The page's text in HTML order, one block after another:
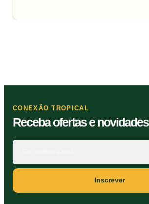
CONEXÃO TROPICAL
Receba ofertas e novidades
Seu
mail
Inscrever